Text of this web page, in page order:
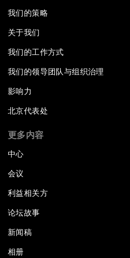
我们的策略
关于我们
我们的工作方式
我们的领导团队与组织治理
影响力
北京代表处
更多内容
中心
会议
利益相关方
论坛故事
新闻稿
相册